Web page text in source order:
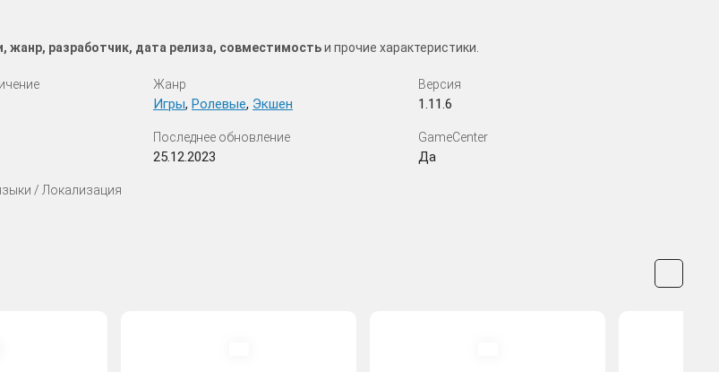
жанр, разработчик, дата релиза, совместимостьи прочие характеристики.
Жанр
Игры, Ролевые, Экшен
Версия
1.11.6
Последнее обновление
25.12.2023
GameCenter
Да
/ Локализация